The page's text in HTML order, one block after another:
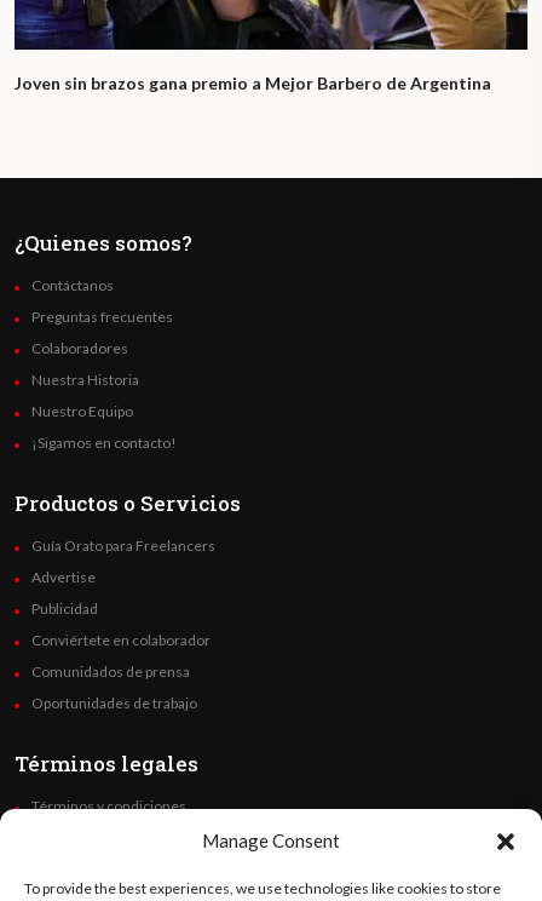
Manage Consent
To provide the best experiences, we use technologies like cookies to store
Joven sin brazos gana premio a Mejor Barbero de Argentina
¿Quienes somos?
Contáctanos
Preguntas frecuentes
Colaboradores
Nuestra Historia
Nuestro Equipo
¡Sigamos en contacto!
Productos o Servicios
Guía Orato para Freelancers
Advertise
Publicidad
Conviértete en colaborador
Comunidados de prensa
Oportunidades de trabajo
Términos legales
Términos y condiciones